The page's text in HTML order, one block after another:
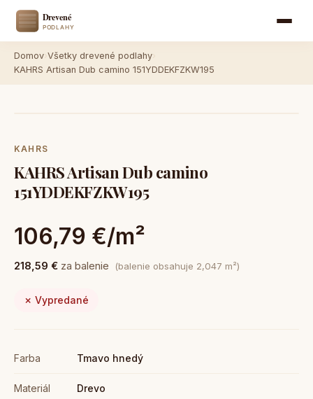
Domov Všetky drevené podlahy
KAHRS Artisan Dub camino 151YDDEKFZKW195
KAHRS
KAHRS Artisan Dub camino
151YDDEKFZKW195
106,79 €/m²
218,59 € za balenie (balenie obsahuje 2,047 m²)
✗ Vypredané
Farba Tmavo hnedý
Materiál Drevo